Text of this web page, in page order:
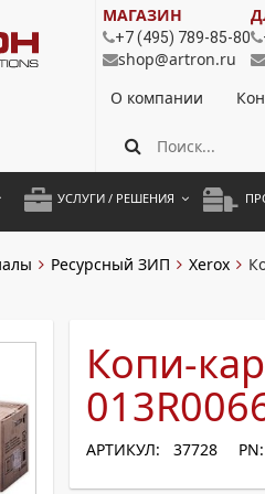
МАГАЗИН
+7 (495) 789-85-80
shop@artron.ru
О компании
УСЛУГИ / РЕШЕНИЯ
АРЕНДА ОБОРУДОВАНИЯ
Ресурсный ЗИП Xerox
Копи-
АРТИКУЛ: 37728